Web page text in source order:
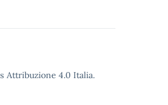
Attribuzione 4.0 Italia.